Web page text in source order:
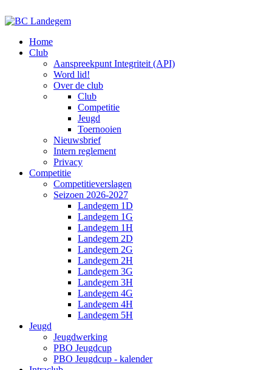
Home
Club
Aanspreekpunt Integriteit (API)
Word lid!
Over de club
Club
Competitie
Jeugd
Toernooien
Nieuwsbrief
Intern reglement
Privacy
Competitie
Competitieverslagen
Seizoen 2026-2027
Landegem 1D
Landegem 1G
Landegem 1H
Landegem 2D
Landegem 2G
Landegem 2H
Landegem 3G
Landegem 3H
Landegem 4G
Landegem 4H
Landegem 5H
Jeugd
Jeugdwerking
PBO Jeugdcup
PBO Jeugdcup - kalender